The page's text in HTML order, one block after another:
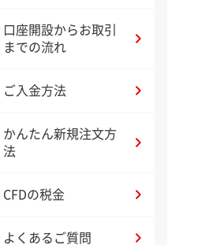
口座開設からお取引
までの流れ
ご入金方法
かんたん新規注文方
法
CFDの税金
よくあるご質問